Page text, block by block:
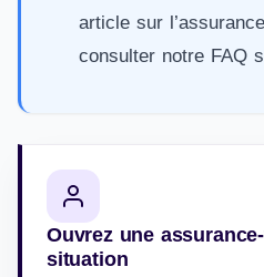
article sur
consulter notre FAQ
Ouvrez une
situation